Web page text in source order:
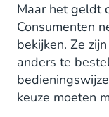
Maar het geldt
Consumenten
bekijken. Ze
anders te
keuze moeten